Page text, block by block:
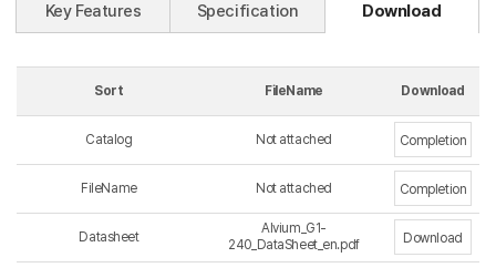
Key Features Specification Download
Sort FileName Download
Catalog Not attached Completion
FileName Not attached Completion
Datasheet
Alvium_G1-
240_DataSheet_en.pdf
Download